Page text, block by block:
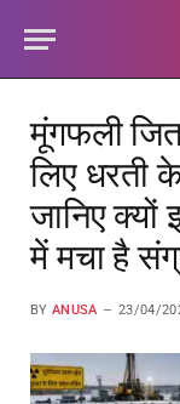
मूंगफली
लिए धरती
जानिए
में मचा है
BY ANUSA 23/04/